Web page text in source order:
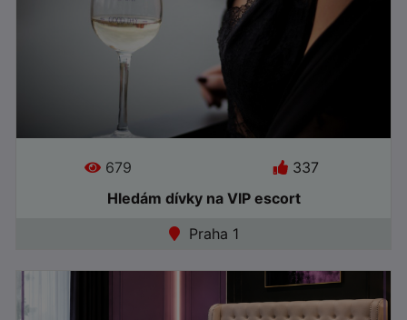
679
337
Hledám dívky na VIP escort
Praha 1
Offline